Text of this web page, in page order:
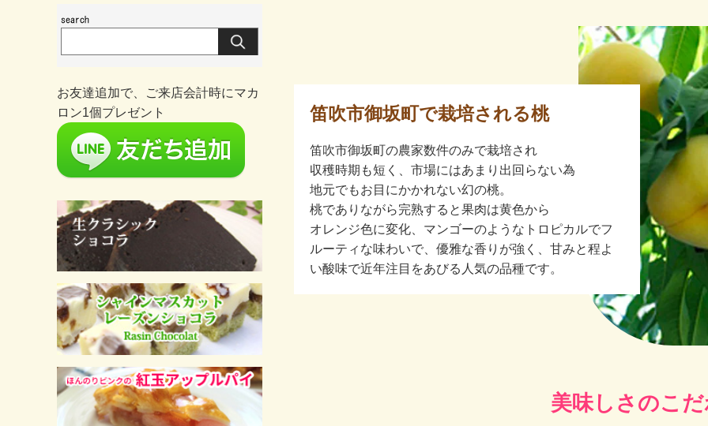
笛吹市御坂町で栽培される桃
笛吹市御坂町の農家数件のみで栽培され
収穫時期も短く、市場にはあまり出回らない為
地元でもお目にかかれない幻の桃。
桃でありながら完熟すると果肉は黄色から
オレンジ色に変化、マンゴーのようなトロピカルでフ
ルーティな味わいで、優雅な香りが強く、甘みと程よ
い酸味で近年注目をあびる人気の品種です。
美味しさのこ
お友達追加で、ご来店会計時にマカ
ロン1個プレゼント